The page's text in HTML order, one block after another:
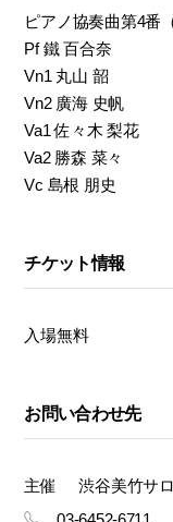
ピアノ協奏曲第4番
Pf 鐵 百合奈
Vn1 丸山 韶
Vn2 廣海 史帆
Va1 佐々木 梨花
Va2 勝森 菜々
Vc 島根 朋史
チケット情報
入場無料
お問い合わせ先
主催
渋谷美竹サ